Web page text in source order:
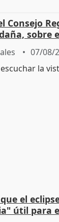
Consejo
sobre
07/08/
el
útil para